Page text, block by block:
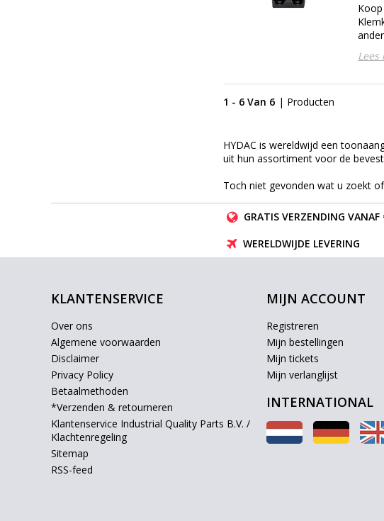
Lees
1 - 6 Van 6 | Producten
HYDAC is wereldwijd een
uit hun assortiment voor de
Toch niet gevonden wat u zoekt
GRATIS VERZENDING
WERELDWIJDE LEVERING
KLANTENSERVICE
Over ons
Algemene voorwaarden
Disclaimer
Privacy Policy
Betaalmethoden
*Verzenden & retourneren
Klantenservice Industrial Quality Parts B.V. /
Klachtenregeling
Sitemap
RSS-feed
MIJN ACCOUNT
Registreren
Mijn bestellingen
Mijn tickets
Mijn verlanglijst
INTERNATIONAL